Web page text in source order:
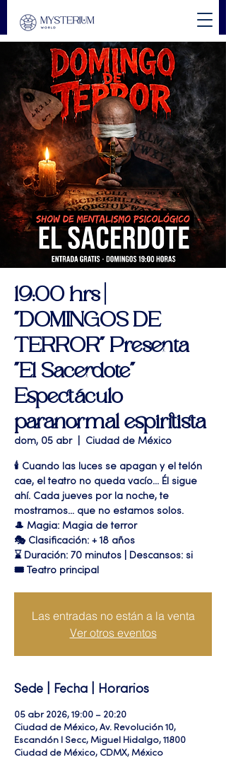
19:00 hrs |
"DOMINGOS DE
TERROR" Presenta
"El Sacerdote"
Espectáculo
paranormal espiritista
dom, 05 abr
  |
Ciudad de México
🕯️ Cuando las luces se apagan y el telón
cae, el teatro no queda vacío... Él sigue
ahí. Cada jueves por la noche, te
mostramos... que no estamos solos.
🎩 Magia: Magia de terror
🎭 Clasificación: + 18 años
⌛ Duración: 70 minutos | Descansos: si
🎟 Teatro principal
Las entradas no están a la venta
Ver otros eventos
Sede | Fecha | Horarios
05 abr 2026, 19:00 – 20:20
Ciudad de México, Av. Revolución 10,
Escandón I Secc, Miguel Hidalgo, 11800
Ciudad de México, CDMX, México